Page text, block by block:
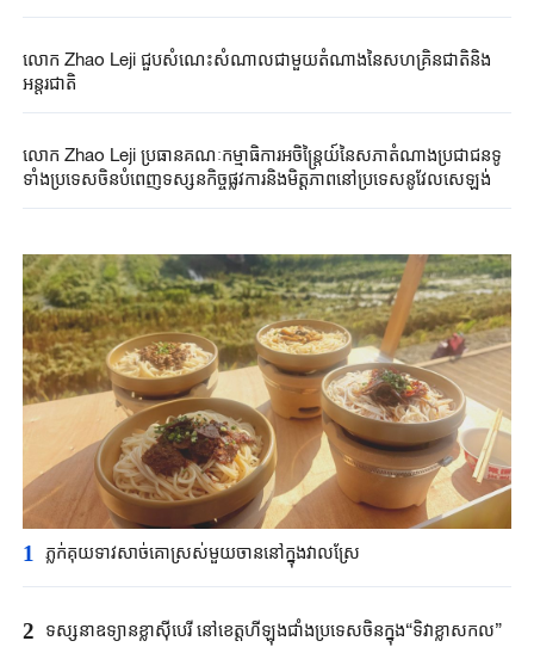
លោក Zhao Leji ជួបសំណេះសំណាលជាមួយតំណាងនៃសហគ្រិនជាតិនិង
អន្តរជាតិ
លោក Zhao Leji ប្រធានគណៈកម្មាធិការអចិន្ត្រៃយ៍នៃសភាតំណាងប្រជាជនទូ
ទាំងប្រទេសចិនបំពេញទស្សនកិច្ចផ្លូវការនិងមិត្តភាពនៅប្រទេសនូវែលសេឡង់
1 ភ្លក់គុយទាវសាច់គោស្រស់មួយចាននៅក្នុងវាលស្រែ
2 ទស្សនាឧទ្យានខ្លាស៊ីបេរី នៅខេត្តហីឡុងជាំងប្រទេស​ចិនក្នុង“ទិវាខ្លាសកល”